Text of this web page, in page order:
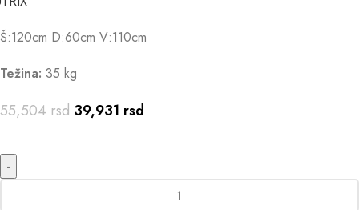
Š:120cm D:60cm V:110cm
Težina: 35 kg
55,504rsd 39,931 rsd